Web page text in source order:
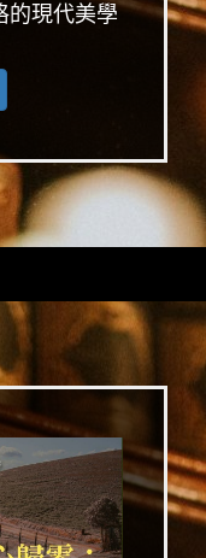
現代美學